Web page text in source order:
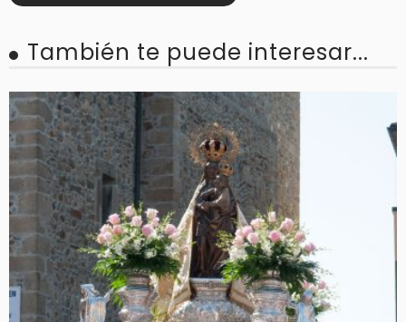
También te puede interesar...